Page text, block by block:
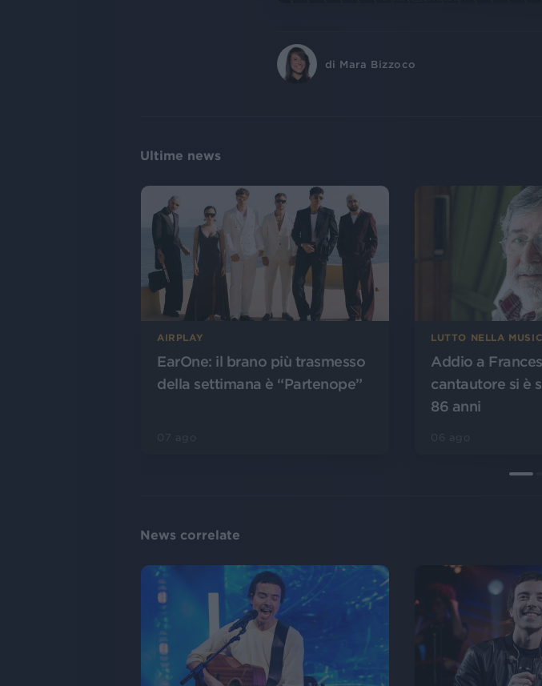
di Mara Bizzoco
Ultime news
AIRPLAY
EarOne: il brano più trasmesso
della settimana è “Partenope”
LUTTO NELLA
Addio a
cantautore si è
86 anni
News correlate